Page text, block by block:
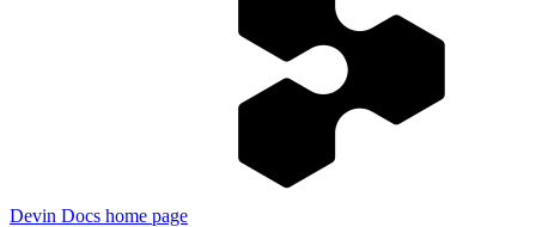
Devin Docs home page